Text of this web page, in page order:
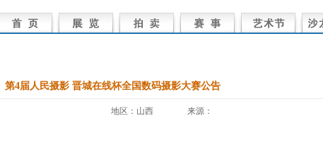
第4届人民摄影 晋城在线杯全国数码摄影大赛公告
地区：山西 来源：